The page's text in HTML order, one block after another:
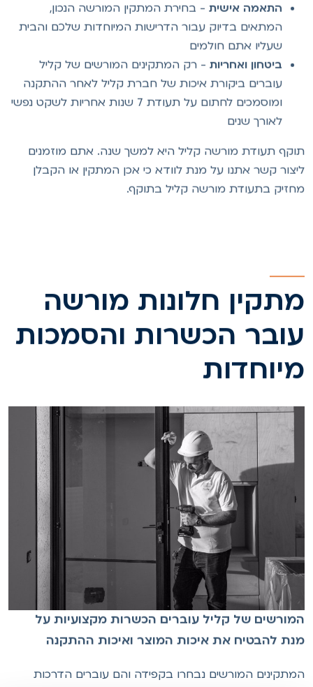
התאמה אישית- בחירת המתקין המורשה הנכון,
המתאים בדיוק עבור הדרישות המיוחדות שלכם והבית
שעליו אתם חולמים
ביטחון ואחריות- רק המתקינים המורשים של קליל
עוברים ביקורת איכות של חברת קליל לאחר ההתקנה
ומוסמכים לחתום על תעודת 7 שנות אחריות לשקט נפשי
לאורך שנים
תעודת מורשה קליל היא למשך שנה. אתם מוזמנים
קשר אתנו על מנת לוודא כי אכן המתקין או הקבלן
בתעודת מורשה קליל בתוקף.
חלונות מורשה
הכשרות והסמכות
של קליל עוברים הכשרות מקצועיות על
להבטיח את איכות המוצר ואיכות ההתקנה
המורשים נבחרו בקפידה והם עוברים הדרכות